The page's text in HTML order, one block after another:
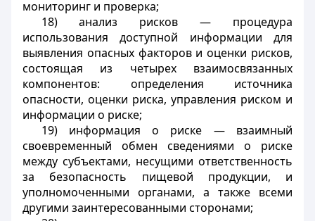
мониторинг и проверка;
18) анализ рисков — процедура
использования доступной информации для
выявления опасных факторов и оценки рисков,
состоящая из четырех взаимосвязанных
компонентов: определения источника
опасности, оценки риска, управления риском и
информации о риске;
19) информация о риске — взаимный
своевременный обмен сведениями о риске
между субъектами, несущими ответственность
за безопасность пищевой продукции, и
уполномоченными органами, а также всеми
другими заинтересованными сторонами;